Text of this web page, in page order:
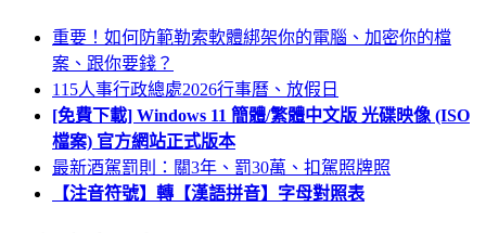
重要！如何防範勒索軟體綁架你的電腦、加密你的檔
案、跟你要錢？
115人事行政總處2026行事曆、放假日
[免費下載] Windows 11 簡體/繁體中文版 光碟映像 (ISO
檔案) 官方網站正式版本
最新酒駕罰則：關3年、罰30萬、扣駕照牌照
【注音符號】轉【漢語拼音】字母對照表